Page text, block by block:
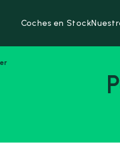
Coches en Stock